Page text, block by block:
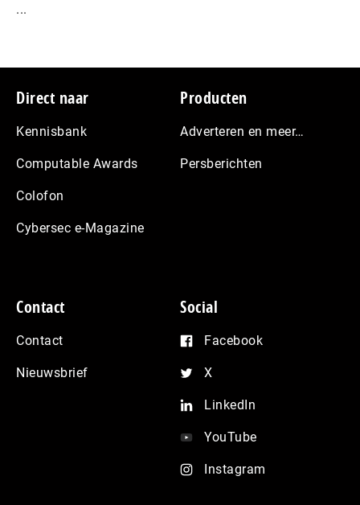
...
Footer
Direct naar
Kennisbank
Computable Awards
Colofon
Cybersec e-Magazine
Producten
Adverteren en meer…
Persberichten
Contact
Contact
Nieuwsbrief
Social
Facebook
X
LinkedIn
YouTube
Instagram